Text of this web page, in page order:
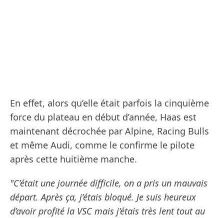
En effet, alors qu’elle était parfois la cinquième
force du plateau en début d’année, Haas est
maintenant décrochée par Alpine, Racing Bulls
et même Audi, comme le confirme le pilote
après cette huitième manche.
"C’était une journée difficile, on a pris un mauvais
départ. Après ça, j’étais bloqué. Je suis heureux
d’avoir profité la VSC mais j’étais très lent tout au